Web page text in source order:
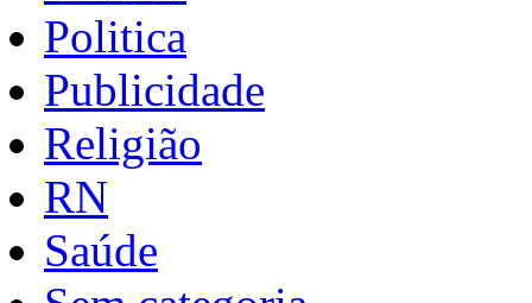
Politica
Publicidade
Religião
RN
Saúde